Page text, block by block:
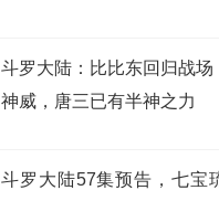
斗罗大陆：比比东回归战场
神威，唐三已有半神之力
斗罗大陆57集预告，七宝